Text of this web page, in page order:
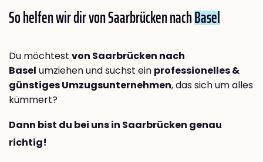
So helfen wir dir von Saarbrücken nachBasel
Du möchtest von Saarbrücken nach
Basel umziehen und suchst ein professionelles &
günstiges Umzugsunternehmen, das sich um alles
kümmert?
Dann bist du bei uns in Saarbrücken genau
richtig!